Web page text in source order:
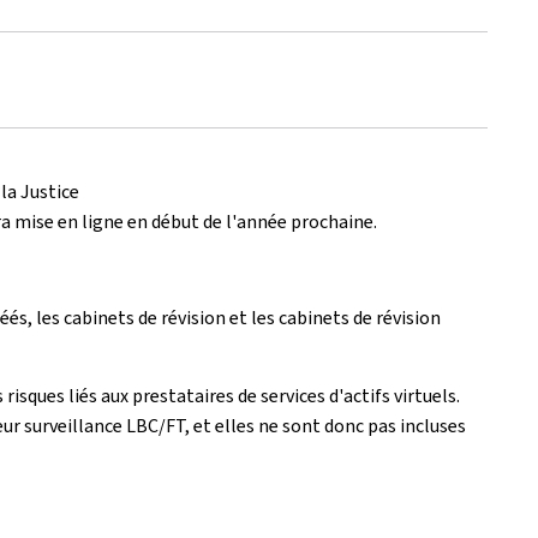
Justice
en ligne en début de l'année prochaine.
les cabinets de révision et les cabinets de révision
liés aux prestataires de services d'actifs virtuels.
surveillance LBC/FT, et elles ne sont donc pas incluses